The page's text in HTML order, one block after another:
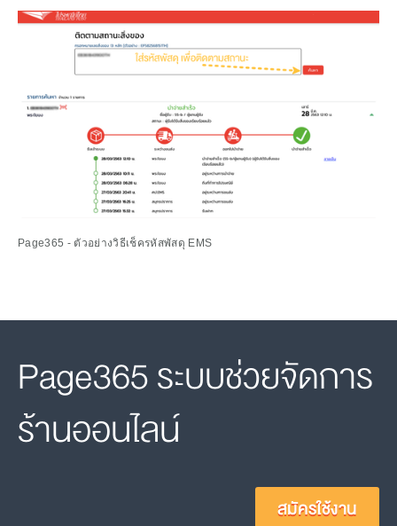
Page365 - ตัวอย่างวิธีเช็ครหัสพัสดุ EMS
Page365 ระบบช่วยจัดการ
ร้านออนไลน์
สมัครใช้งาน